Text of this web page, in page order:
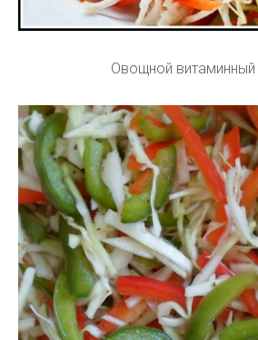
Овощной витаминный